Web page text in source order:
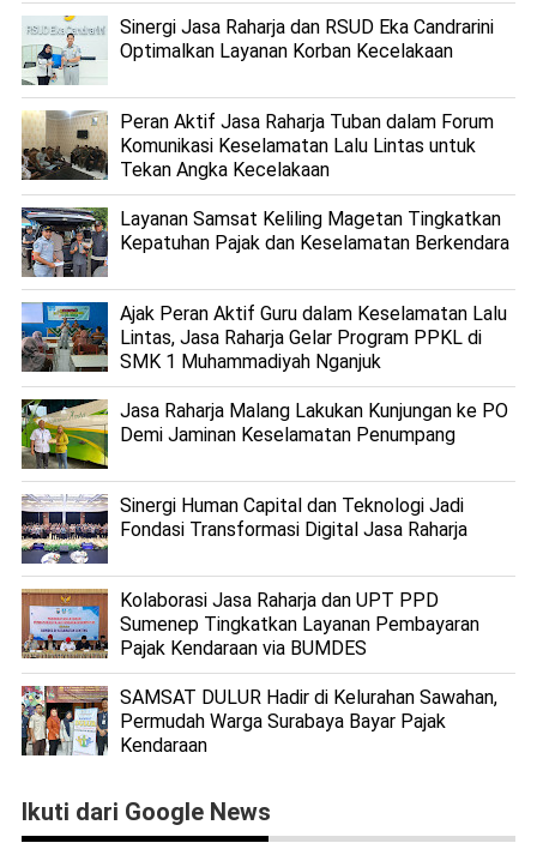
Sinergi Jasa Raharja dan RSUD Eka Candrarini
Optimalkan Layanan Korban Kecelakaan
Peran Aktif Jasa Raharja Tuban dalam Forum
Komunikasi Keselamatan Lalu Lintas untuk
Tekan Angka Kecelakaan
Layanan Samsat Keliling Magetan Tingkatkan
Kepatuhan Pajak dan Keselamatan Berkendara
Ajak Peran Aktif Guru dalam Keselamatan Lalu
Lintas, Jasa Raharja Gelar Program PPKL di
SMK 1 Muhammadiyah Nganjuk
Jasa Raharja Malang Lakukan Kunjungan ke PO
Demi Jaminan Keselamatan Penumpang
Sinergi Human Capital dan Teknologi Jadi
Fondasi Transformasi Digital Jasa Raharja
Kolaborasi Jasa Raharja dan UPT PPD
Sumenep Tingkatkan Layanan Pembayaran
Pajak Kendaraan via BUMDES
SAMSAT DULUR Hadir di Kelurahan Sawahan,
Permudah Warga Surabaya Bayar Pajak
Kendaraan
Ikuti dari Google News